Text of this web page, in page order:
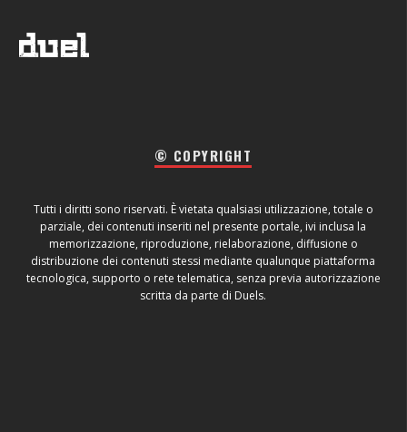
© COPYRIGHT
Tutti i diritti sono riservati. È vietata qualsiasi utilizzazione, totale o
parziale, dei contenuti inseriti nel presente portale, ivi inclusa la
memorizzazione, riproduzione, rielaborazione, diffusione o
distribuzione dei contenuti stessi mediante qualunque piattaforma
tecnologica, supporto o rete telematica, senza previa autorizzazione
scritta da parte di Duels.